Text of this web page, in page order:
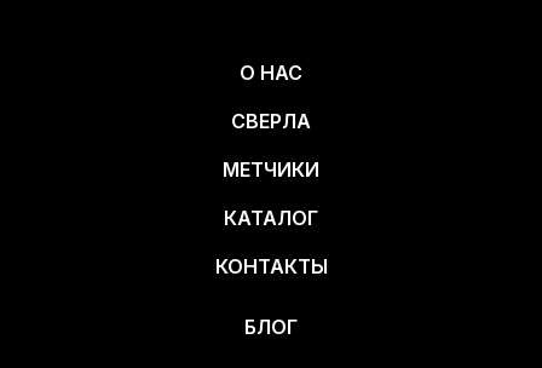
О НАС
СВЕРЛА
МЕТЧИКИ
КАТАЛОГ
КОНТАКТЫ
БЛОГ